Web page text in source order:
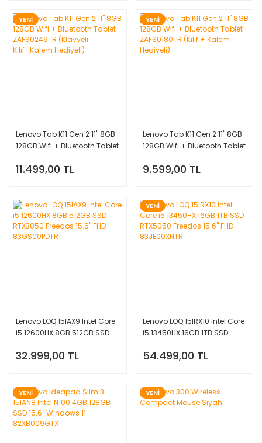
YENİ
Lenovo Tab K11 Gen 2 11'' 8GB
128GB Wifi + Bluetooth Tablet
Kılıf+Kalem Hediyeli)
11.499,00 TL
YENİ
Lenovo Tab K11 Gen 2 11'' 8GB
128GB Wifi + Bluetooth Tablet
Hediyeli)
9.599,00 TL
Lenovo LOQ 15IAX9 Intel Core
i5 12600HX 8GB 512GB SSD
83GS00PDTR
32.999,00 TL
YENİ
Lenovo LOQ 15IRX10 Intel Core
i5 13450HX 16GB 1TB SSD
83JE00XNTR
54.499,00 TL
YENİ YENİ